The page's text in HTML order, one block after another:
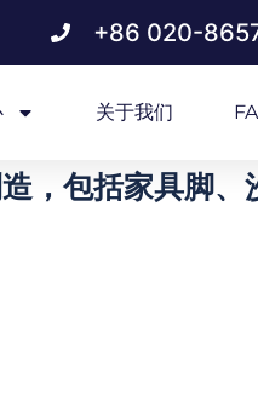
+86 020-
关于我们
，包括家具脚